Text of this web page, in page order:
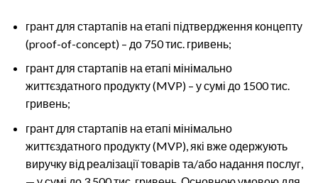
грант для стартапів на етапі підтвердження концепту
(proof-of-concept) – до 750 тис. гривень;
грант для стартапів на етапі мінімально
життєздатного продукту (MVP) – у сумі до 1500 тис.
гривень;
грант для стартапів на етапі мінімально
життєздатного продукту (MVP), які вже одержують
виручку від реалізації товарів та/або надання послуг,